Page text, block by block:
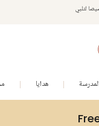
لتلبي
هدايا